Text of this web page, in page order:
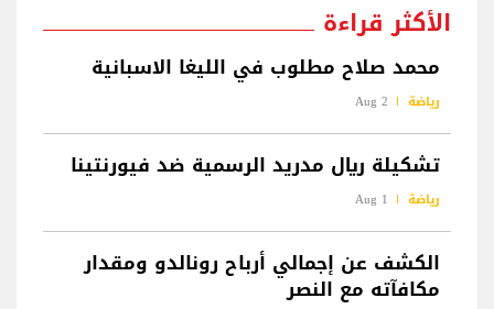
الأكثر قراءة
محمد صلاح مطلوب في الليغا الاسبانية
رياضة 2 Aug
تشكيلة ريال مدريد الرسمية ضد فيورنتينا
رياضة 1 Aug
الكشف عن إجمالي أرباح رونالدو ومقدار
مكافآته مع النصر